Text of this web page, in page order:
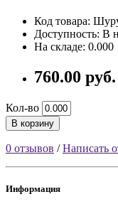
Код товара:
Доступность: В
На складе: 0.000
760.00 руб.
Кол-во
В корзину
0 отзывов /Написать
Информация